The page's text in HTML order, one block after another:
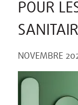
POUR
NOVEMBRE